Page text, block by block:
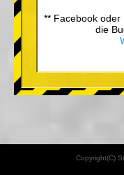
** Facebook oder
die
Copyright(C)